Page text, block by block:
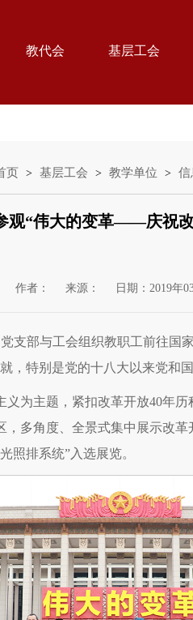
教代会 基层工会
页 > 基层工会 > 教学单位 > 信
观“伟大的变革——庆祝
作者： 来源： 日期：2019年
支部与工会组织教职工前往
，特别是党的十八大以来党和
为主题，紧扣改革开放40年
多角度、全景式集中展示改革
照排系统”入选展览。